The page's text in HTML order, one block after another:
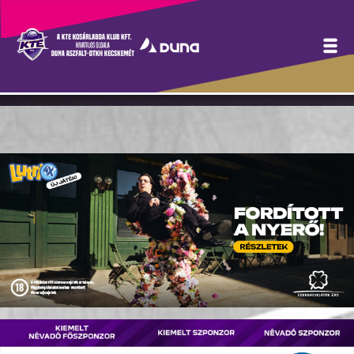
Szurkolói infók a szombati,
oroszlányi meccshez